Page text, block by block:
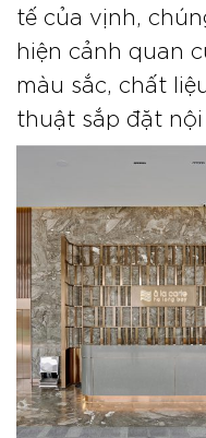
tế của vịnh,
hiện cảnh quan
màu sắc, chất
thuật sắp đặt